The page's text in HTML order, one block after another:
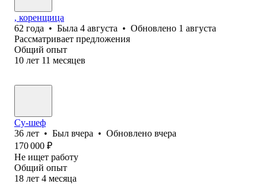
, коренщица
62 года • Была 4 августа • Обновлено 1 августа
Рассматривает предложения
Общий опыт
10 лет 11 месяцев
Су-шеф
36 лет • Был вчера • Обновлено вчера
170 000 ₽
Не ищет работу
Общий опыт
18 лет 4 месяца